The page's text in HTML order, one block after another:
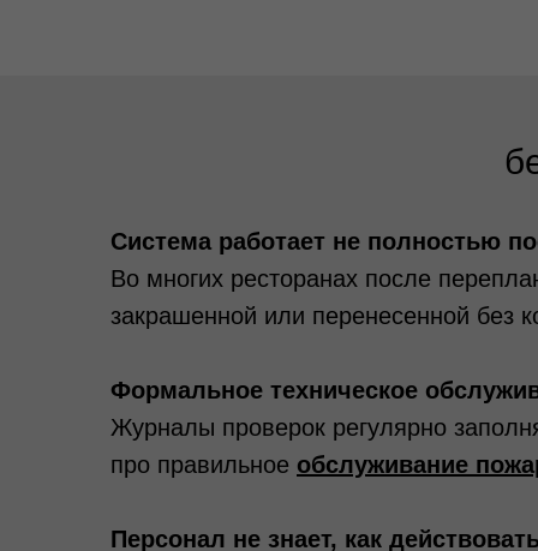
Система работает не полностью
Во многих ресторанах после
закрашенной или перенесенной без
Формальное техническое
Журналы проверок регулярно
про правильное обслуживание
Персонал не знает, как